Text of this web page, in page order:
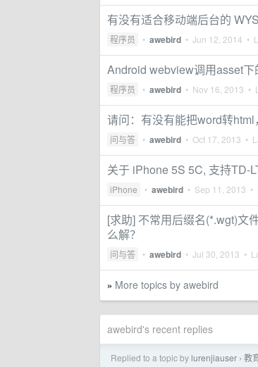
有没有适合移动端后台的
程序员 • awebird • Jun 12, 2014 •
Android webview调用asset
程序员 • awebird • Nov 16, 2013 •
请问：有没有能把word转
问与答 • awebird • Oct 17, 2013 •
关于 iPhone 5S 5C, 支持TD-
iPhone • awebird • Sep 11, 2013 •
[求助] 不常用后缀名(*.wgt)文
么解？
问与答 • awebird • Jul 30, 2013 •
» More topics by awebird
awebird's recent replies
Replied to a topic by lurenjiauser › 教